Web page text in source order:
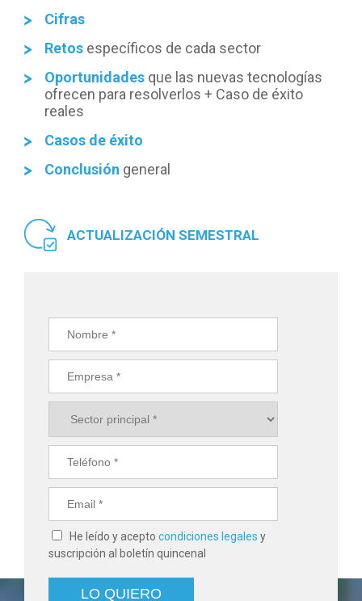
Cifras
Retos específicos de cada sector
Oportunidades que las nuevas tecnologías
ofrecen para resolverlos + Caso de éxito
reales
Casos de éxito
Conclusión general
ACTUALIZACIÓN SEMESTRAL
He leído y acepto condiciones legales y
suscripción al boletín quincenal